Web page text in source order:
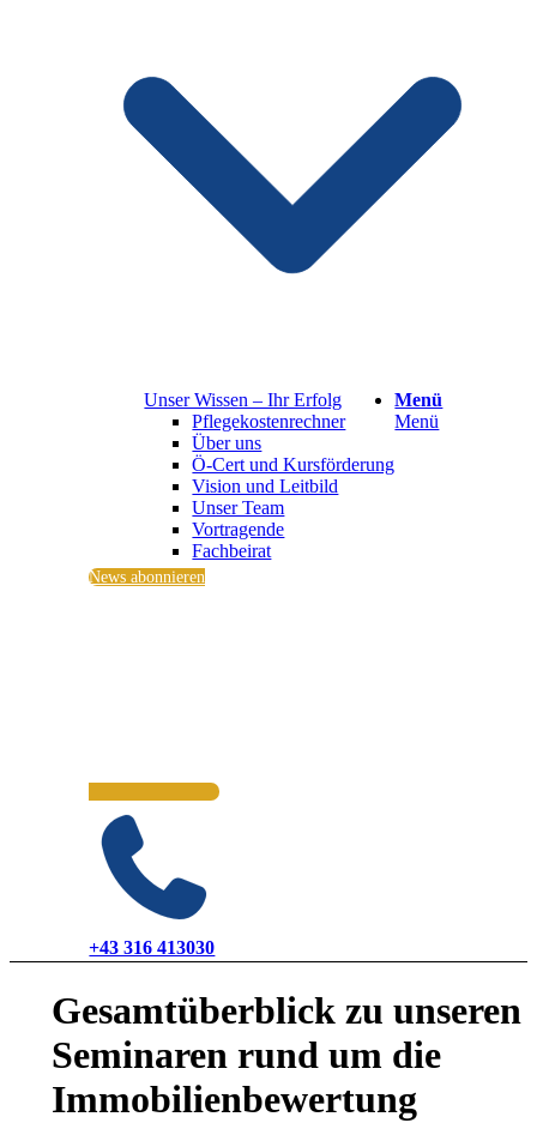
Unser Wissen – Ihr Erfolg
Pflegekostenrechner
Über uns
Ö-Cert und Kursförderung
Vision und Leitbild
Unser Team
Vortragende
Fachbeirat
Menü
Menü
News abonnieren
+43 316 413030
Gesamtüberblick zu unseren
Seminaren rund um die
Immobilienbewertung